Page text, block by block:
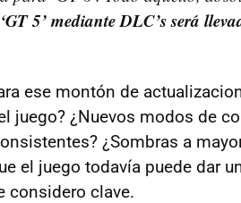
5’ mediante DLC’s será
ese montón de
juego? ¿Nuevos modos de
¿Sombras a
el juego todavía puede dar
considero clave.